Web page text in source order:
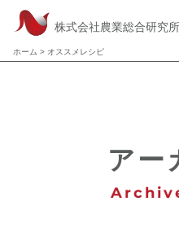
株式会社農業総合研究所
ホーム > オススメレシピ
アー